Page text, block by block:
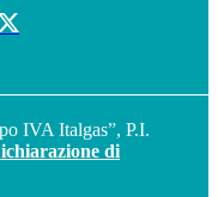
IVA Italgas”, P.I.
di